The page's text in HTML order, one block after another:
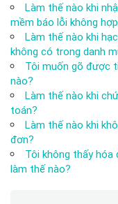
Làm thế nào khi
mềm báo lỗi không
Làm thế nào khi
không có trong danh
Tôi muốn gõ được
nào?
Làm thế nào khi
toán?
Làm thế nào khi
đơn?
Tôi không thấy
làm thế nào?